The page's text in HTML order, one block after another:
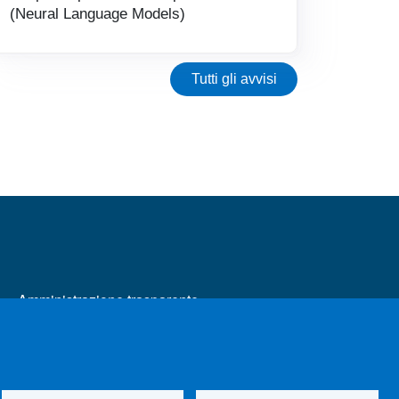
(Neural Language Models)
Tutti gli avvisi
Amministrazione trasparente